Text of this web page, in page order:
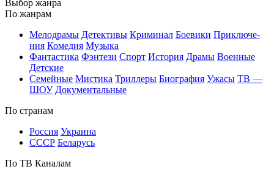
Вы­бор жан­ра
По жан­рам
Ме­ло­дра­мы Де­тек­ти­вы Кри­ми­нал Бое­ви­ки При­клю­че­
ния Ко­ме­дия Му­зы­ка
Фан­та­сти­ка Фэн­те­зи Спорт Ис­то­рия Дра­мы Во­ен­ные
Дет­ские
Се­мей­ные Мис­ти­ка Трил­ле­ры Био­гра­фия Ужа­сы ТВ —
ШОУ До­ку­мен­таль­ные
По стра­нам
Рос­сия Ук­раи­на
СССР Бе­ла­русь
По ТВ Ка­на­лам